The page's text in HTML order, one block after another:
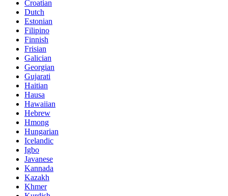
Croatian
Dutch
Estonian
Filipino
Finnish
Frisian
Galician
Georgian
Gujarati
Haitian
Hausa
Hawaiian
Hebrew
Hmong
Hungarian
Icelandic
Igbo
Javanese
Kannada
Kazakh
Khmer